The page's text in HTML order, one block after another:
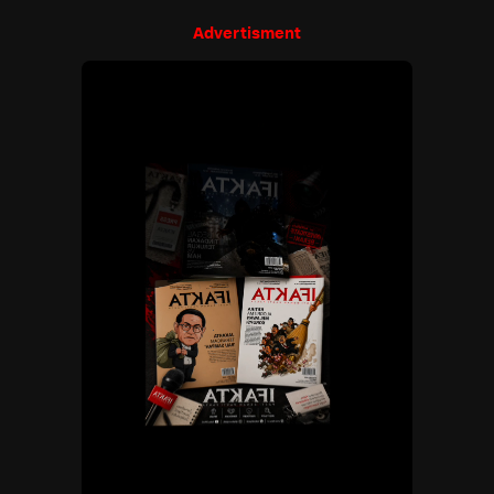
Advertisment